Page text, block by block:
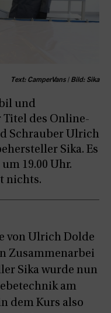
Text: CamperVans | Bild: Sika
und
Titel des Online-
Schrauber Ulrich
Sika. Es
19.00 Uhr.
nichts.
von Ulrich Dolde
Zusammenarbei
Sika wurde nun
am
dem Kurs also